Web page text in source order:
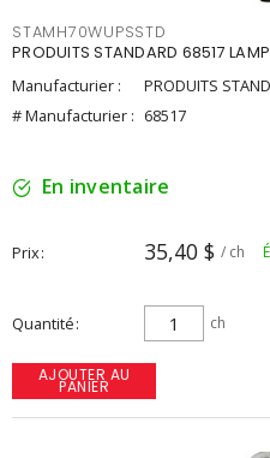
STAMH70WUPSSTD
PRODUITS STANDARD 68517
Manufacturier :
PRODUITS
# Manufacturier : 68517
En inventaire
Prix 35,40 $ / ch
Quantité ch
AJOUTER AU
PANIER